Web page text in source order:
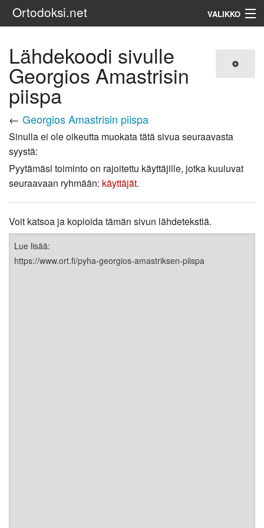
Ortodoksi.net VALIKKO
Haku
Lähdekoodi sivulle
Georgios Amastrisin
piispa
← Georgios Amastrisin piispa
Sinulla ei ole oikeutta muokata tätä sivua seuraavasta
syystä:
Pyytämäsi toiminto on rajoitettu käyttäjille, jotka kuuluvat
seuraavaan ryhmään: käyttäjät.
Voit katsoa ja kopioida tämän sivun lähdetekstiä.